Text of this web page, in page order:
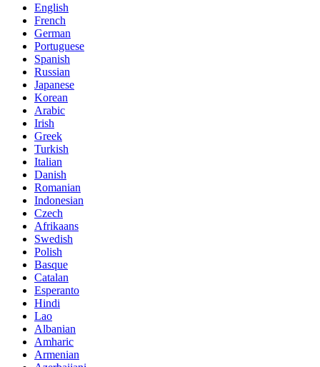
English
French
German
Portuguese
Spanish
Russian
Japanese
Korean
Arabic
Irish
Greek
Turkish
Italian
Danish
Romanian
Indonesian
Czech
Afrikaans
Swedish
Polish
Basque
Catalan
Esperanto
Hindi
Lao
Albanian
Amharic
Armenian